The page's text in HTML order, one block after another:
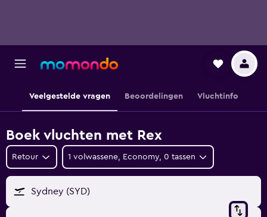
Veelgestelde vragen Beoordelingen Vluchtinfo
Boek vluchten met Rex
Retour 1 volwassene, Economy, 0 tassen
Sydney (SYD)